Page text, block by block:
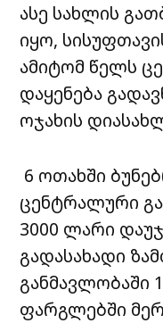
ასე სახლის
იყო,
ამიტომ წელს
დაყენება
ოჯახის
6 ოთახში
ცენტრალური
3000 ლარი
გადასახადი
განმავლობაში
ფარგლებში